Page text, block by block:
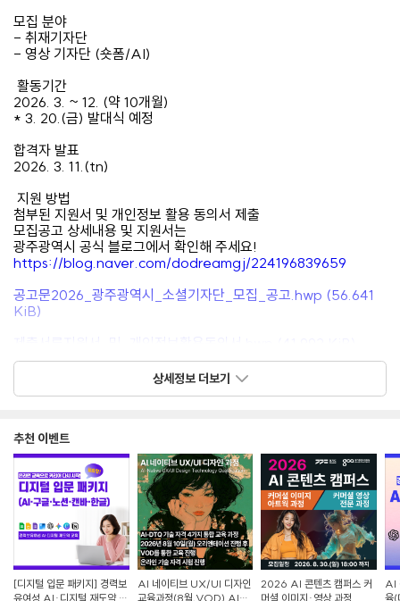
모집 분야
- 취재기자단
- 영상 기자단 (숏폼/AI)
️ 활동기간
2026. 3. ~ 12. (약 10개월)
* 3. 20.(금) 발대식 예정
합격자 발표
2026. 3. 11.(tn)
️ 지원 방법
첨부된 지원서 및 개인정보 활용 동의서 제출
모집공고 상세내용 및 지원서는
광주광역시 공식 블로그에서 확인해 주세요!
https://blog.naver.com/dodreamgj/224196839659
공고문2026_광주광역시_소셜기자단_모집_공고.hwp (56.641
KiB)
#광주광역시 #소셜기자단 #광주광역시소셜기자단 #대외활동 #
상세정보 더보기
추천 이벤트
[디지털 입문 패키지] 경력보
유여성 AI·디지털 재도약 교
AI 네이티브 UX/UI 디자인
교육과정(8월,VOD) AI-
2026 AI 콘텐츠 캠퍼스 커
머셜 이미지·영상 과정
AI
육(